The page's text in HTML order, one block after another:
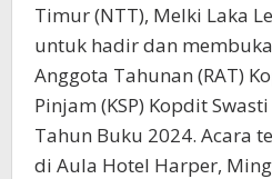
Timur (NTT), Melki Laka
untuk hadir dan
Anggota Tahunan (RAT)
Pinjam (KSP) Kopdit
Tahun Buku 2024. Acara
di Aula Hotel Harper,